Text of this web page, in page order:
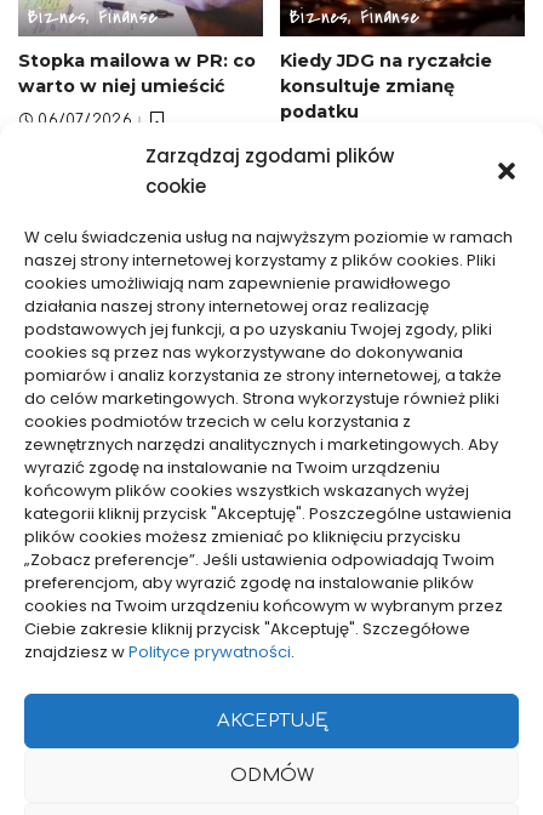
Zarządzaj zgodami plików
cookie
W celu świadczenia usług na najwyższym poziomie w ramach
naszej strony internetowej korzystamy z plików cookies. Pliki
cookies umożliwiają nam zapewnienie prawidłowego
działania naszej strony internetowej oraz realizację
podstawowych jej funkcji, a po uzyskaniu Twojej zgody, pliki
cookies są przez nas wykorzystywane do dokonywania
pomiarów i analiz korzystania ze strony internetowej, a także
do celów marketingowych. Strona wykorzystuje również pliki
cookies podmiotów trzecich w celu korzystania z
zewnętrznych narzędzi analitycznych i marketingowych. Aby
wyrazić zgodę na instalowanie na Twoim urządzeniu
końcowym plików cookies wszystkich wskazanych wyżej
kategorii kliknij przycisk "Akceptuję". Poszczególne ustawienia
plików cookies możesz zmieniać po kliknięciu przycisku
„Zobacz preferencje”. Jeśli ustawienia odpowiadają Twoim
preferencjom, aby wyrazić zgodę na instalowanie plików
cookies na Twoim urządzeniu końcowym w wybranym przez
Ciebie zakresie kliknij przycisk "Akceptuję". Szczegółowe
znajdziesz wPolityce prywatności.
AKCEPTUJĘ
ODMÓW
Biznes, Finanse
Stopka mailowa w PR: co
warto w niej umieścić
06/07/2026
Biznes, Finanse
Kiedy JDG na ryczałcie
konsultuje zmianę
podatku
21/06/2026
Biznes, Finanse
Zdolność kredytowa przy
pracy sezonowej za
granicą – realne szanse
04/03/2026
Biznes, Finanse
Jak obliczyć wartość
klienta LTV w firmie –
wzory i przykłady
05/02/2026
WCZYTAJ WIĘCEJ
pozyjonowanie lokalne
Projekty domów Rzeszów